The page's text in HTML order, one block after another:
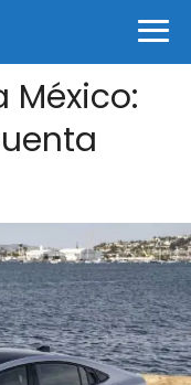
México: